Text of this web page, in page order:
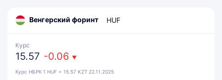
Венгерский форинт HUF
Курс
15.57 -0.06 ▼
Курс НБРК 1 HUF = 15.57 KZT 22.11.2025